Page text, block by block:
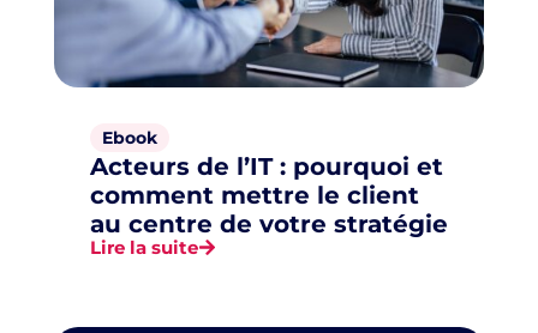
Ebook
Acteurs de l’IT : pourquoi et
comment mettre le client
au centre de votre stratégie
Lire la suite